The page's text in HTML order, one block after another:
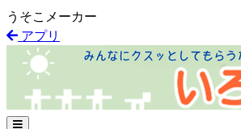
うそこメーカー
アプリ